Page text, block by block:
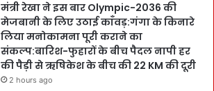
मंत्री रेखा ने इस बार Olympic-2036 की
मेजबानी के लिए उठाई काँवड़:गंगा के किनारे
लिया मनोकामना पूरी कराने का
संकल्प:बारिश-फुहारों के बीच पैदल नापी हर
की पैड़ी से ऋषिकेश के बीच की 22 KM की दूरी
2 hours ago